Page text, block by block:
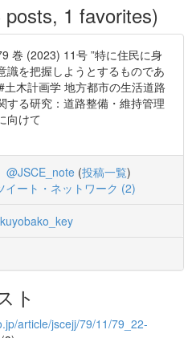
1 favorites)
巻 (2023) 11号 ”特に住民に身
識を把握しようとするものであ
木計画学 地方都市の生活道路
する研究：道路整備・維持管理
向けて
@JSCE_note (投稿一覧)
イート・ネットワーク (2)
ト
article/jscejj/79/11/79_22-